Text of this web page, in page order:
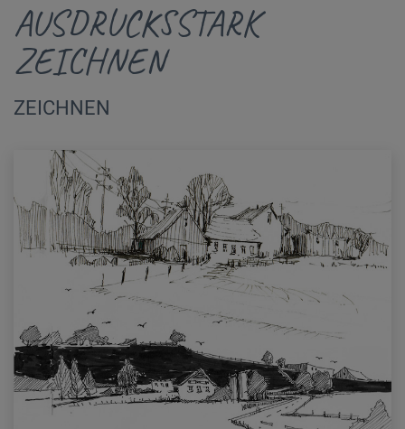
AUSDRUCKSSTARK
ZEICHNEN
ZEICHNEN